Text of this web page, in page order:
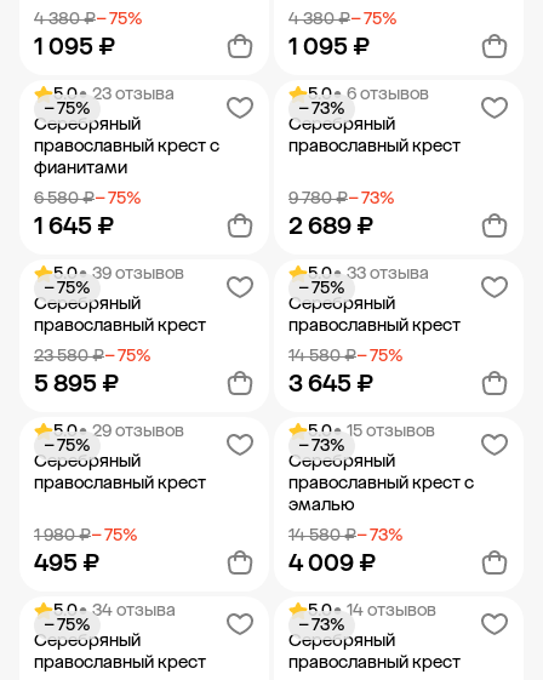
4 380 ₽− 75%
1 095 ₽
Добавить в корзину
4 380 ₽− 75%
1 095 ₽
Добавить в корзину
5.0• 23 отзыва
Серебряный
православный крест с
фианитами
6 580 ₽− 75%
1 645 ₽
− 75%
Добавить в корзину
5.0• 6 отзывов
Серебряный
православный крест
9 780 ₽− 73%
2 689 ₽
− 73%
Добавить в корзину
5.0• 39 отзывов
Серебряный
православный крест
23 580 ₽− 75%
5 895 ₽
− 75%
Добавить в корзину
5.0• 33 отзыва
Серебряный
православный крест
14 580 ₽− 75%
3 645 ₽
− 75%
Добавить в корзину
5.0• 29 отзывов
Серебряный
православный крест
1 980 ₽− 75%
495 ₽
− 75%
Добавить в корзину
5.0• 15 отзывов
Серебряный
православный крест с
эмалью
14 580 ₽− 73%
4 009 ₽
− 73%
Добавить в корзину
5.0• 34 отзыва
Серебряный
православный крест
− 75%
5.0• 14 отзывов
Серебряный
православный крест
− 73%